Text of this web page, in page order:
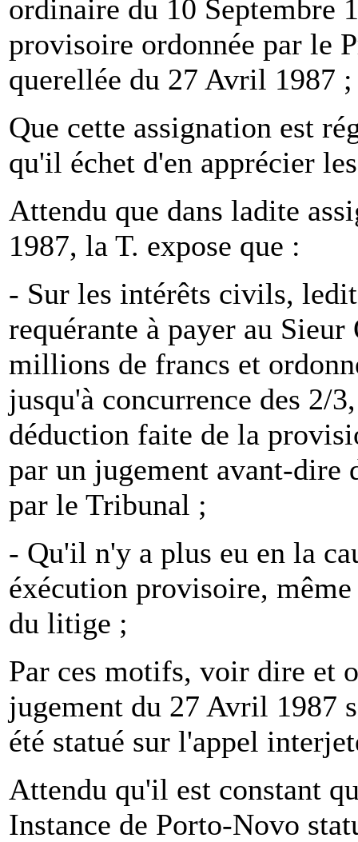
ordinaire du 10 Septembre
provisoire ordonnée par le
querellée du 27 Avril 1987 ;
Que cette assignation est
qu'il échet d'en apprécier
Attendu que dans ladite
1987, la T. expose que :
- Sur les intérêts civils,
requérante à payer au
millions de francs et
jusqu'à concurrence des 2/
déduction faite de la
par un jugement avant-dire
par le Tribunal ;
- Qu'il n'y a plus eu en la
éxécution provisoire,
du litige ;
Par ces motifs, voir dire et
jugement du 27 Avril 1987
été statué sur l'appel
Attendu qu'il est constant
Instance de Porto-Novo